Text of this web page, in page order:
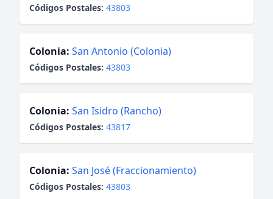
Códigos Postales: 43803
Colonia: San Antonio (Colonia)
Códigos Postales: 43803
Colonia: San Isidro (Rancho)
Códigos Postales: 43817
Colonia: San José (Fraccionamiento)
Códigos Postales: 43803